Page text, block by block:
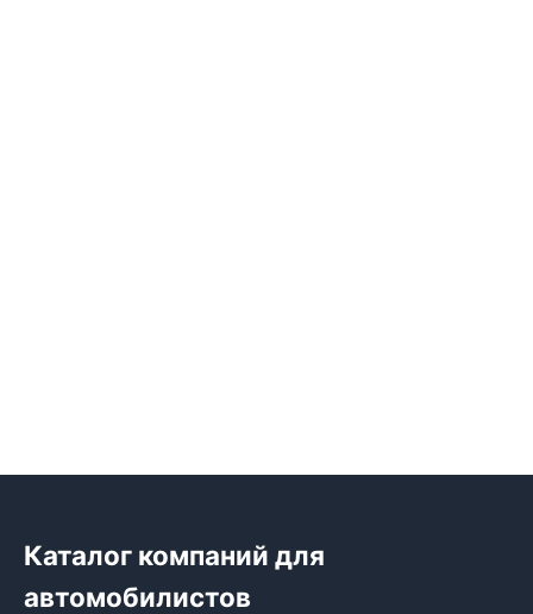
Каталог компаний для
автомобилистов